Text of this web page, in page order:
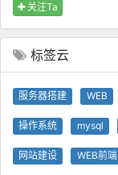
关注Ta
标签云
服务器搭建 WEB
操作系统 mysql
网站建设 WEB前端